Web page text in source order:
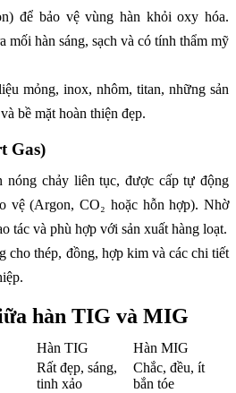
để bảo vệ vùng hàn khỏi oxy hóa.
mối hàn sáng, sạch và có tính thẩm mỹ
mỏng, inox, nhôm, titan, những sản
bề mặt hoàn thiện đẹp.
Gas)
chảy liên tục, được cấp tự động
vệ (Argon, CO₂ hoặc hỗn hợp). Nhờ
tác và phù hợp với sản xuất hàng loạt.
cho thép, đồng, hợp kim và các chi tiết
hàn TIG và MIG
Hàn TIG
Hàn MIG
Rất đẹp, sáng,
tinh xảo
Chắc, đều, ít
bắn tóe